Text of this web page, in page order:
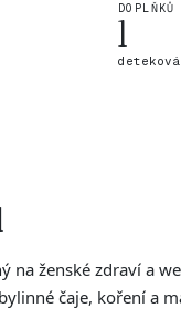
DOPLŇKŮ
1
na ženské zdraví a
čaje, koření a